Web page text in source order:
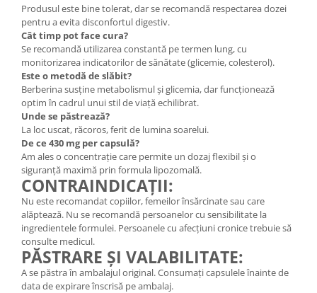
Produsul este bine tolerat, dar se recomandă respectarea dozei
pentru a evita disconfortul digestiv.
Cât timp pot face cura?
Se recomandă utilizarea constantă pe termen lung, cu
monitorizarea indicatorilor de sănătate (glicemie, colesterol).
Este o metodă de slăbit?
Berberina susține metabolismul și glicemia, dar funcționează
optim în cadrul unui stil de viață echilibrat.
Unde se păstrează?
La loc uscat, răcoros, ferit de lumina soarelui.
De ce 430 mg per capsulă?
Am ales o concentrație care permite un dozaj flexibil și o
siguranță maximă prin formula lipozomală.
CONTRAINDICAȚII:
Nu este recomandat copiilor, femeilor însărcinate sau care
alăptează. Nu se recomandă persoanelor cu sensibilitate la
ingredientele formulei. Persoanele cu afecțiuni cronice trebuie să
consulte medicul.
PĂSTRARE ȘI VALABILITATE:
A se păstra în ambalajul original. Consumați capsulele înainte de
data de expirare înscrisă pe ambalaj.